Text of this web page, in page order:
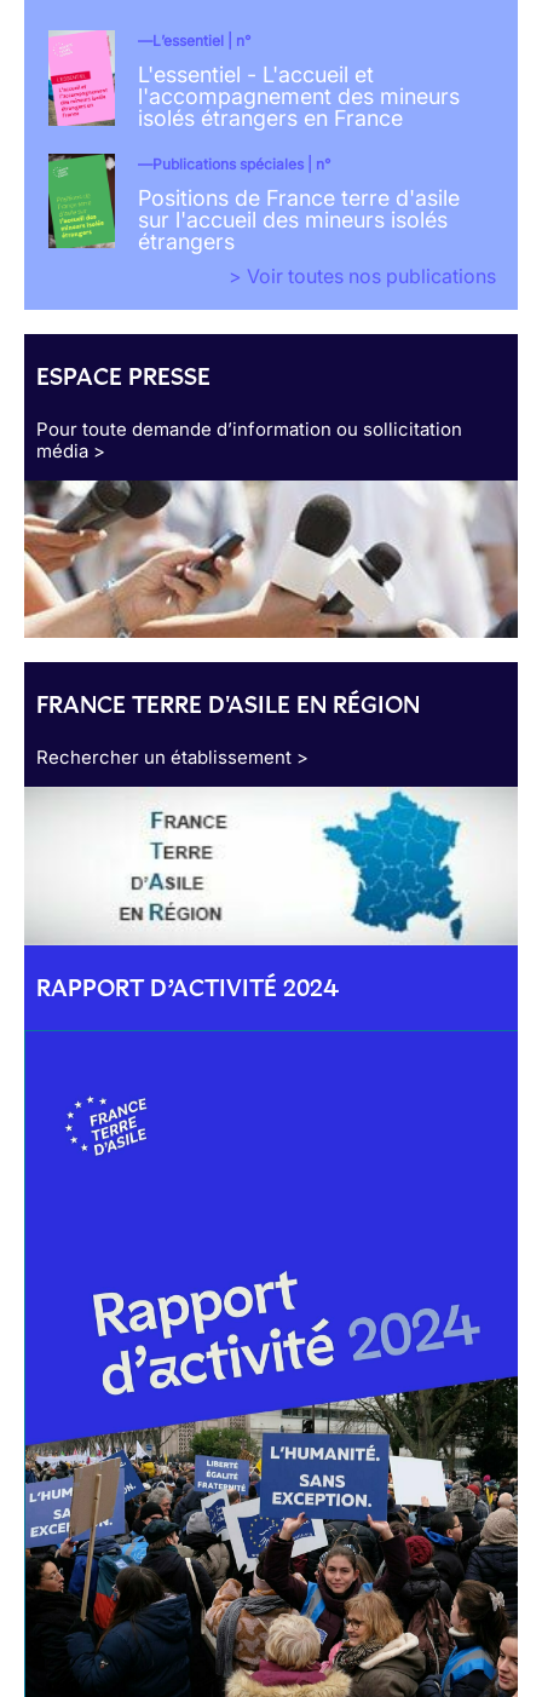
L’essentiel | n°
L'essentiel - L'accueil et
l'accompagnement des mineurs
isolés étrangers en France
Publications spéciales | n°
Positions de France terre d'asile
sur l'accueil des mineurs isolés
étrangers
> Voir toutes nos publications
ESPACE PRESSE
Pour toute demande d’information ou sollicitation
média >
FRANCE TERRE D'ASILE EN RÉGION
Rechercher un établissement >
RAPPORT D’ACTIVITÉ 2024